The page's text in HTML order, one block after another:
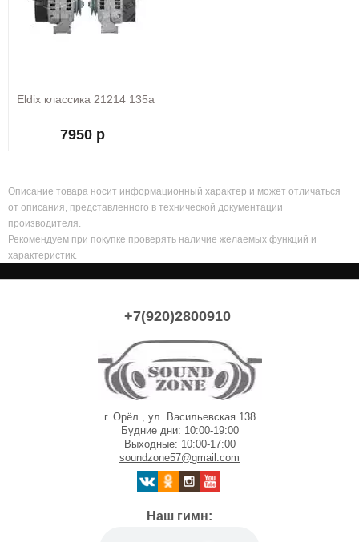
Eldix классика 21214 135а
7950 р
Описание товара носит информационный характер и может отличаться
от описания, представленного в технической документации
производителя.
Рекомендуем при покупке проверять наличие желаемых функций и
характеристик.
+7(920)2800910
г. Орёл , ул. Васильевская 138
Будние дни: 10:00-19:00
Выходные: 10:00-17:00
soundzone57@gmail.com
Наш гимн: